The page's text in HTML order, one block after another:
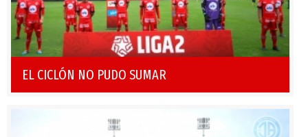
EL CICLÓN NO PUDO SUMAR